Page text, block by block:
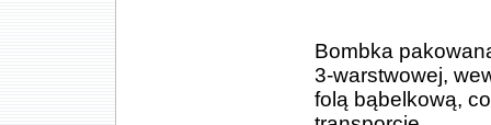
Bombka
3-warstwowej,
folą bąbelkową,